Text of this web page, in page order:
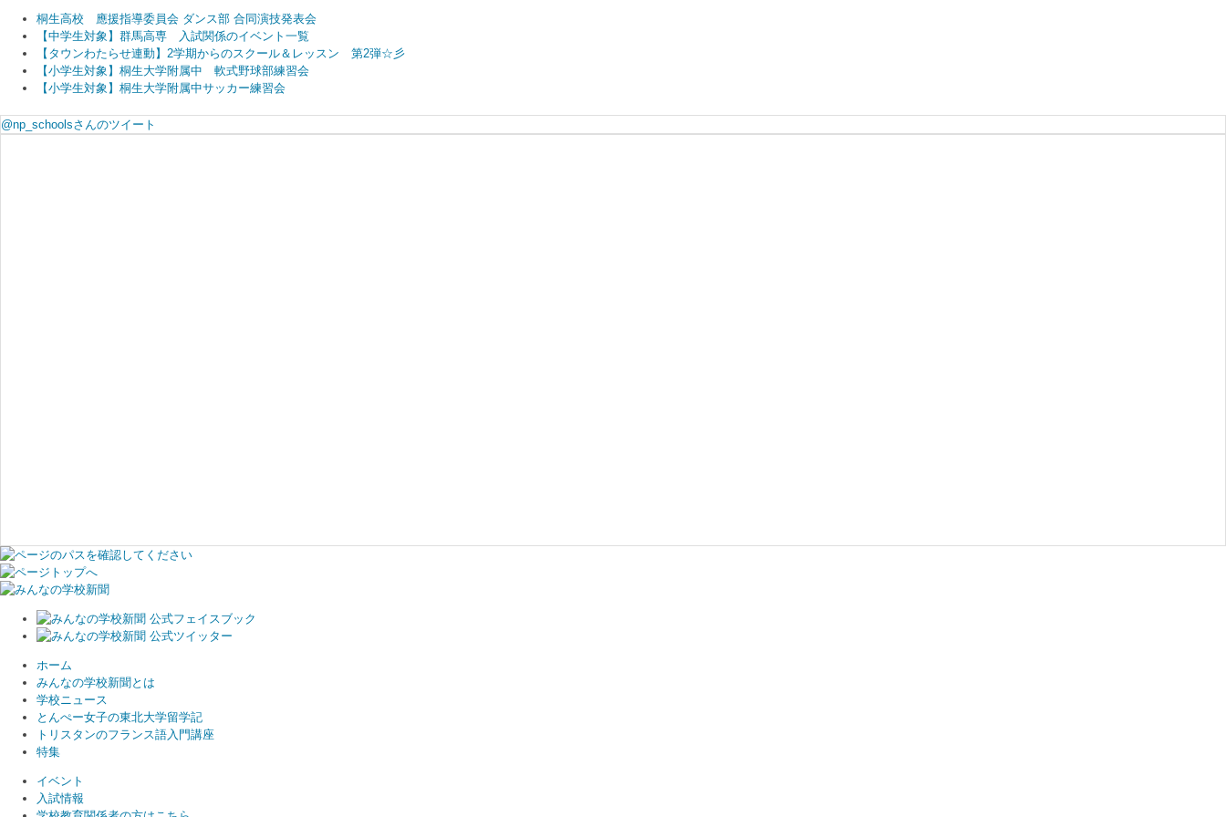
桐生高校 應援指導委員会 ダンス部 合同演技発表会
【中学生対象】群馬高専 入試関係のイベント一覧
【タウンわたらせ連動】2学期からのスクール＆レッスン 第2弾☆彡
【小学生対象】桐生大学附属中 軟式野球部練習会
【小学生対象】桐生大学附属中サッカー練習会
@np_schoolsさんのツイート
ホーム
みんなの学校新聞とは
学校ニュース
とんぺー女子の東北大学留学記
トリスタンのフランス語入門講座
特集
イベント
入試情報